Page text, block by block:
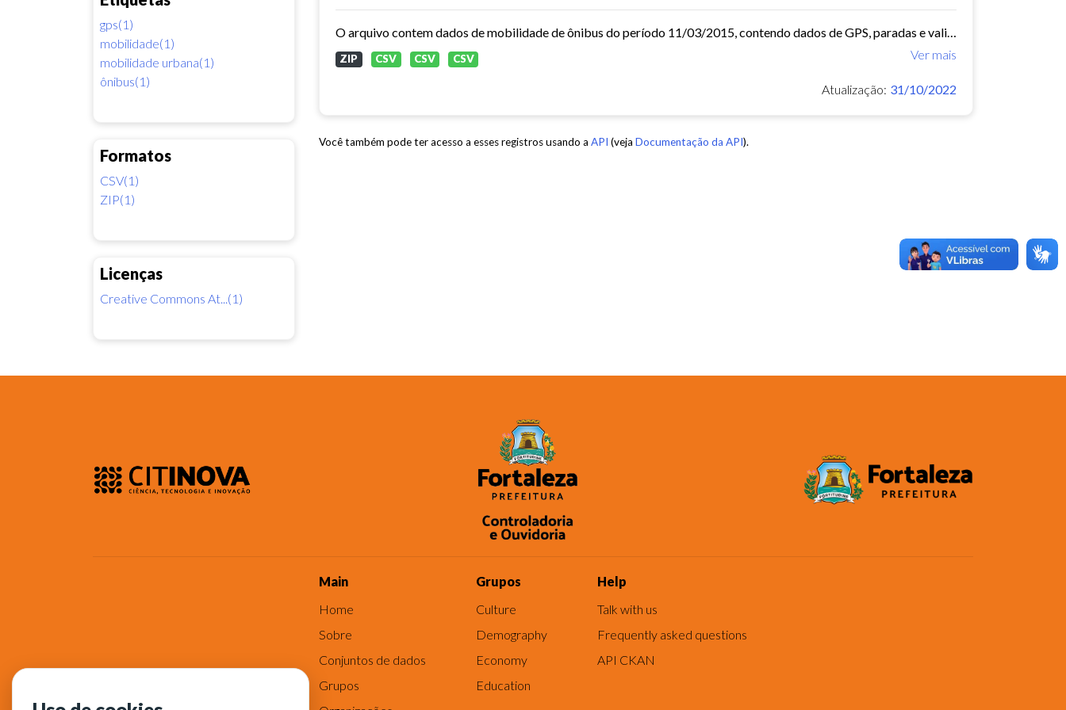
gps(1)
mobilidade(1)
mobilidade urbana(1)
ônibus(1)
Formatos
CSV(1)
ZIP(1)
Licenças
Creative Commons At...(1)
O arquivo contem dados de mobilidade de ônibus do período 11/03/2015, contendo dados de GPS, paradas e validação.
Ver mais
ZIP CSV CSV CSV
Atualização: 31/10/2022
Você também pode ter acesso a esses registros usando a API (veja Documentação da API).
Main
Home
Sobre
Conjuntos de dados
Grupos
Grupos
Culture
Demography
Economy
Education
Help
Talk with us
Frequently asked questions
API CKAN